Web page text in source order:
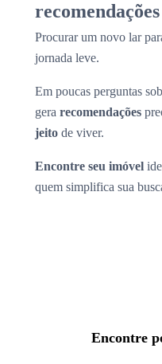
Procurar um novo lar
jornada leve.
Em poucas perguntas
gera recomendações
jeito de viver.
Encontre seu imóvel
quem simplifica sua
Encontre